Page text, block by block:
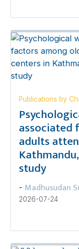
Publications by
associated
adults
study
- Madhusudan
2026-07-24